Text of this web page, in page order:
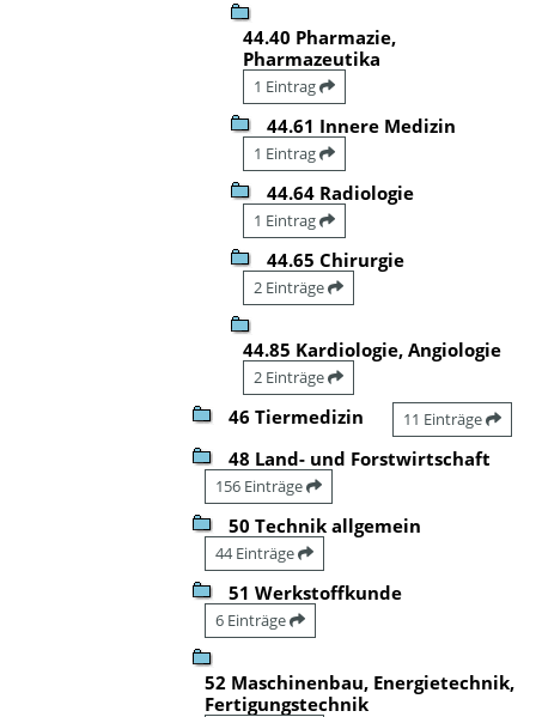
44.40 Pharmazie,
Pharmazeutika
1 Eintrag
44.61 Innere Medizin
1 Eintrag
44.64 Radiologie
1 Eintrag
44.65 Chirurgie
2 Einträge
44.85 Kardiologie, Angiologie
2 Einträge
46 Tiermedizin 11 Einträge
48 Land- und Forstwirtschaft
156 Einträge
50 Technik allgemein
44 Einträge
51 Werkstoffkunde
6 Einträge
52 Maschinenbau, Energietechnik,
Fertigungstechnik